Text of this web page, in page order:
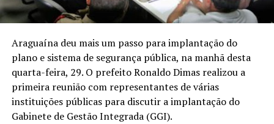
Araguaína deu mais um passo para implantação do
plano e sistema de segurança pública, na manhã desta
quarta-feira, 29. O prefeito Ronaldo Dimas realizou a
primeira reunião com representantes de várias
instituições públicas para discutir a implantação do
Gabinete de Gestão Integrada (GGI).